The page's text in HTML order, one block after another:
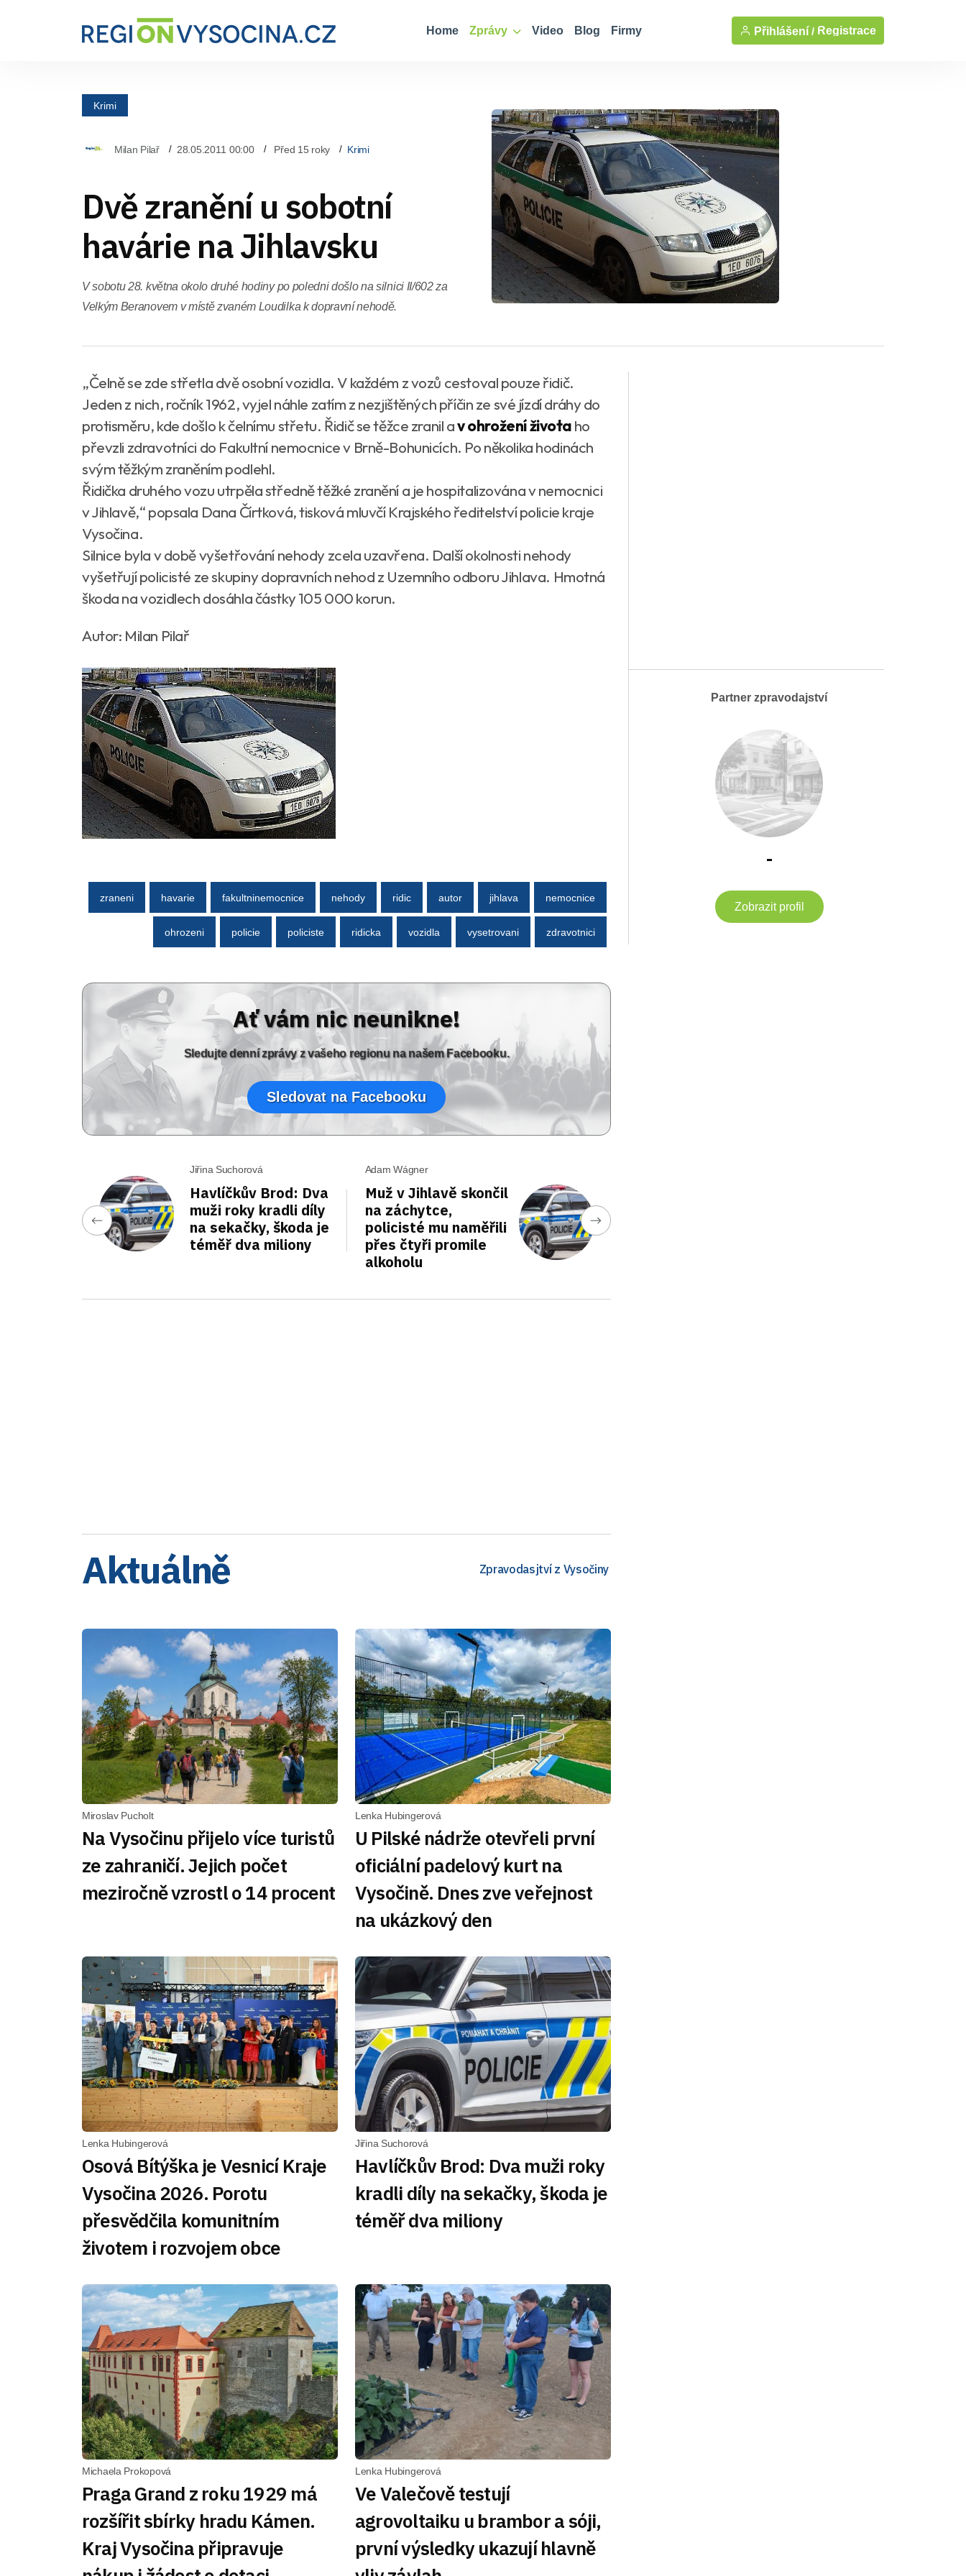
Home Zprávy Video Blog Firmy Přihlášení / Registrace
Krimi
Milan Pilař 28.05.2011 00:00 Před 15 roky Krimi
Dvě zranění u sobotní
havárie na Jihlavsku
V sobotu 28. května okolo druhé hodiny po poledni došlo na silnici II/602 za
Velkým Beranovem v místě zvaném Loudilka k dopravní nehodě.
„Čelně se zde střetla dvě osobní vozidla. V každém z vozů cestoval pouze řidič.
Jeden z nich, ročník 1962, vyjel náhle zatím z nezjištěných příčin ze své jízdí dráhy do
protisměru, kde došlo k čelnímu střetu. Řidič se těžce zranil av ohrožení životaho
převzli zdravotníci do Fakultní nemocnice v Brně-Bohunicích. Po několika hodinách
svým těžkým zraněním podlehl.
Řidička druhého vozu utrpěla středně těžké zranění a je hospitalizována v nemocnici
v Jihlavě,“ popsala Dana Čírtková, tisková mluvčí Krajského ředitelství policie kraje
Vysočina.
Silnice byla v době vyšetřování nehody zcela uzavřena. Další okolnosti nehody
vyšetřují policisté ze skupiny dopravních nehod z Uzemního odboru Jihlava. Hmotná
škoda na vozidlech dosáhla částky 105 000 korun.
Autor: Milan Pilař
zraneni havarie fakultninemocnice nehody ridic autor jihlava nemocnice
ohrozeni policie policiste ridicka vozidla vysetrovani zdravotnici
Ať vám nic neunikne!
Sledujte denní zprávy z vašeho regionu na našem Facebooku.
Sledovat na Facebooku
Jiřina Suchorová
Havlíčkův Brod: Dva
muži roky kradli díly
na sekačky, škoda je
téměř dva miliony
Adam Wágner
Muž v Jihlavě skončil
na záchytce,
policisté mu naměřili
přes čtyři promile
alkoholu
Aktuálně Zpravodasjtví z Vysočiny
Miroslav Pucholt
Na Vysočinu přijelo více turistů
ze zahraničí. Jejich počet
meziročně vzrostl o 14 procent
Lenka Hubingerová
U Pilské nádrže otevřeli první
oficiální padelový kurt na
Vysočině. Dnes zve veřejnost
na ukázkový den
Lenka Hubingerová
Osová Bítýška je Vesnicí Kraje
Vysočina 2026. Porotu
přesvědčila komunitním
životem i rozvojem obce
Jiřina Suchorová
Havlíčkův Brod: Dva muži roky
kradli díly na sekačky, škoda je
téměř dva miliony
Michaela Prokopová
Praga Grand z roku 1929 má
rozšířit sbírky hradu Kámen.
Kraj Vysočina připravuje
Lenka Hubingerová
Ve Valečově testují
agrovoltaiku u brambor a sóji,
první výsledky ukazují hlavně
Partner zpravodajství
-
Zobrazit profil